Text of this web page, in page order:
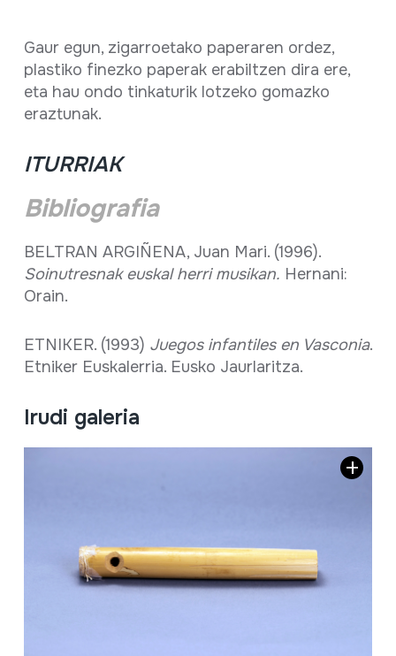
Gaur egun, zigarroetako paperaren ordez,
plastiko finezko paperak erabiltzen dira ere,
eta hau ondo tinkaturik lotzeko gomazko
eraztunak.
ITURRIAK
Bibliografia
BELTRAN ARGIÑENA, Juan Mari. (1996).
Soinutresnakeuskal herri musikan. Hernani:
Orain.
ETNIKER. (1993) Juegos infantiles en Vasconia.
Etniker Euskalerria. Eusko Jaurlaritza.
Irudi galeria